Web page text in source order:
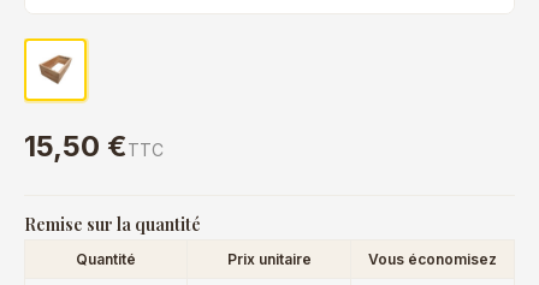
15,50 €TTC
Remise sur la quantité
Quantité Prix unitaire Vous économisez